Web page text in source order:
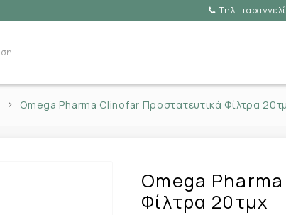
Τηλ.
Omega Pharma Clinofar Προστατευτικά Φίλτρα
Omega
Φίλτρα 20τμχ